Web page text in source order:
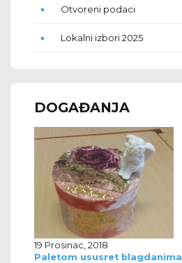
Otvoreni podaci
Lokalni izbori 2025
DOGAĐANJA
19 Prosinac, 2018
Paletom ususret blagdanima